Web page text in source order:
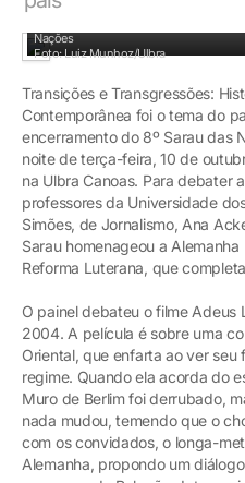
Nações
Foto: Luiz Munhoz/Ulbra
Transições e Transgressões:
Contemporânea foi o tema do
encerramento do 8º Sarau das
noite de terça-feira, 10 de
na Ulbra Canoas. Para debater
professores da Universidade
Simões, de Jornalismo, Ana
Sarau homenageou a
Reforma Luterana, que
O painel debateu o filme Adeus
2004. A película é sobre uma
Oriental, que enfarta ao ver
regime. Quando ela acorda do
Muro de Berlim foi derrubado,
nada mudou, temendo que o
com os convidados, o longa-
Alemanha, propondo um